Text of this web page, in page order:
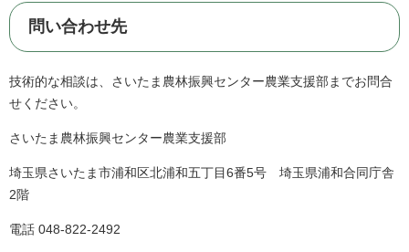
問い合わせ先
技術的な相談は、さいたま農林振興センター農業支援部までお問合
せください。
さいたま農林振興センター農業支援部
埼玉県さいたま市浦和区北浦和五丁目6番5号 埼玉県浦和合同庁舎
2階
電話 048-822-2492